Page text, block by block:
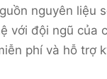
nguyên liệu
với đội ngũ của
phí và hỗ trợ